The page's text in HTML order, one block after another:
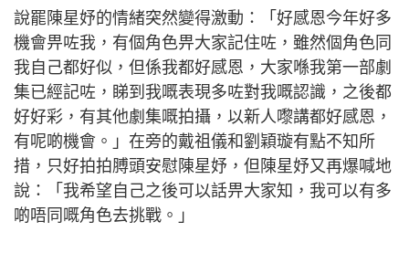
說罷陳星妤的情緒突然變得激動：「好感恩今年好多
機會畀咗我，有個角色畀大家記住咗，雖然個角色同
我自己都好似，但係我都好感恩，大家喺我第一部劇
集已經記咗，睇到我嘅表現多咗對我嘅認識，之後都
好好彩，有其他劇集嘅拍攝，以新人嚟講都好感恩，
有呢啲機會。」在旁的戴祖儀和劉穎璇有點不知所
措，只好拍拍膊頭安慰陳星妤，但陳星妤又再爆喊地
說：「我希望自己之後可以話畀大家知，我可以有多
啲唔同嘅角色去挑戰。」